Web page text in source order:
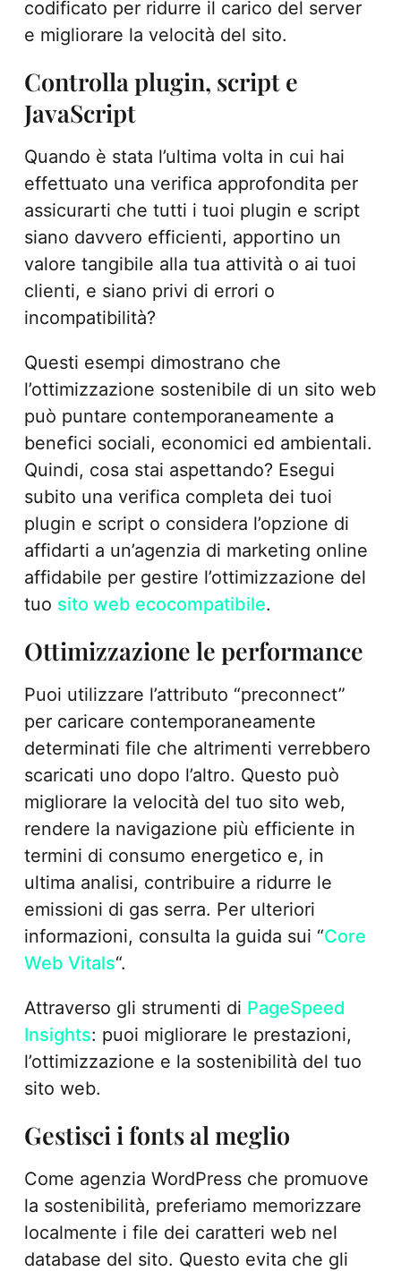
codificato per ridurre il carico del server
e migliorare la velocità del sito.
Controlla plugin, script e
JavaScript
Quando è stata l’ultima volta in cui hai
effettuato una verifica approfondita per
assicurarti che tutti i tuoi plugin e script
siano davvero efficienti, apportino un
valore tangibile alla tua attività o ai tuoi
clienti, e siano privi di errori o
incompatibilità?
Questi esempi dimostrano che
l’ottimizzazione sostenibile di un sito web
può puntare contemporaneamente a
benefici sociali, economici ed ambientali.
Quindi, cosa stai aspettando? Esegui
subito una verifica completa dei tuoi
plugin e script o considera l’opzione di
affidarti a un’agenzia di marketing online
affidabile per gestire l’ottimizzazione del
tuo sito web ecocompatibile.
Ottimizzazione le performance
Puoi utilizzare l’attributo “preconnect”
per caricare contemporaneamente
determinati file che altrimenti verrebbero
scaricati uno dopo l’altro. Questo può
migliorare la velocità del tuo sito web,
rendere la navigazione più efficiente in
termini di consumo energetico e, in
ultima analisi, contribuire a ridurre le
emissioni di gas serra. Per ulteriori
informazioni, consulta la guida sui “Core
Web Vitals“.
Attraverso gli strumenti di PageSpeed
Insights: puoi migliorare le prestazioni,
l’ottimizzazione e la sostenibilità del tuo
sito web.
Gestisci i fonts al meglio
Come agenzia WordPress che promuove
la sostenibilità, preferiamo memorizzare
localmente i file dei caratteri web nel
database del sito. Questo evita che gli